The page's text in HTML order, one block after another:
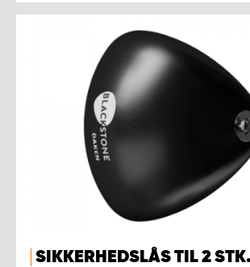
SIKKERHEDSLÅS TIL 2